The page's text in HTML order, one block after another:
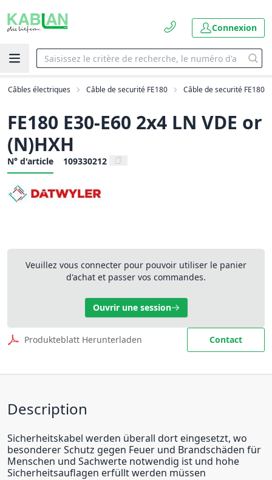
Connexion
Câbles électriques Câble de securité FE180 Câble de securité FE180
FE180 E30-E60 2x4 LN VDE or
(N)HXH
N° d'article 109330212
Veuillez vous connecter pour pouvoir utiliser le panier
d'achat et passer vos commandes.
Ouvrir une session
Produkteblatt Herunterladen Contact
Description
Sicherheitskabel werden überall dort eingesetzt, wo
besonderer Schutz gegen Feuer und Brandschäden für
Menschen und Sachwerte notwendig ist und hohe
Sicherheitsauflagen erfüllt werden müssen